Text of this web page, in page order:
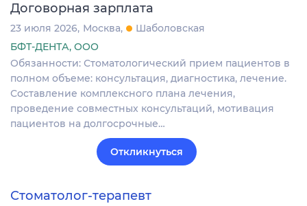
Договорная зарплата
23 июля 2026 Москва
Шаболовская
БФТ-ДЕНТА, ООО
Обязанности: Стоматологический прием пациентов в
полном объеме: консультация, диагностика, лечение.
Составление комплексного плана лечения,
проведение совместных консультаций, мотивация
пациентов на долгосрочные…
Откликнуться
Стоматолог-терапевт